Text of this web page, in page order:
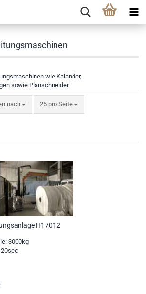
wie Kalander,
sowie Planschneider.
nach 25 pro Seite
H17012
3000kg